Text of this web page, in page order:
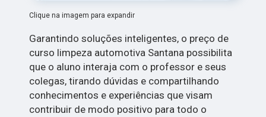
Clique na imagem para expandir
Garantindo soluções inteligentes, o preço de
curso limpeza automotiva Santana possibilita
que o aluno interaja com o professor e seus
colegas, tirando dúvidas e compartilhando
conhecimentos e experiências que visam
contribuir de modo positivo para todo o